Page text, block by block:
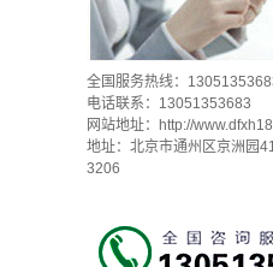
全国服务热线：
电话联系：13051353683
网站地址：
http://
地址：北京市通州区京洲园
3206